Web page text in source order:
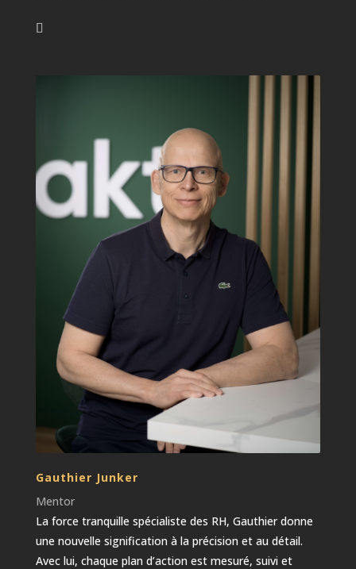
Gauthier Junker
Mentor
La force tranquille spécialiste des RH, Gauthier donne
une nouvelle signification à la précision et au détail.
Avec lui, chaque plan d’action est mesuré, suivi et